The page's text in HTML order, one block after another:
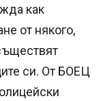
как
от някого,
си. От БОЕЦ